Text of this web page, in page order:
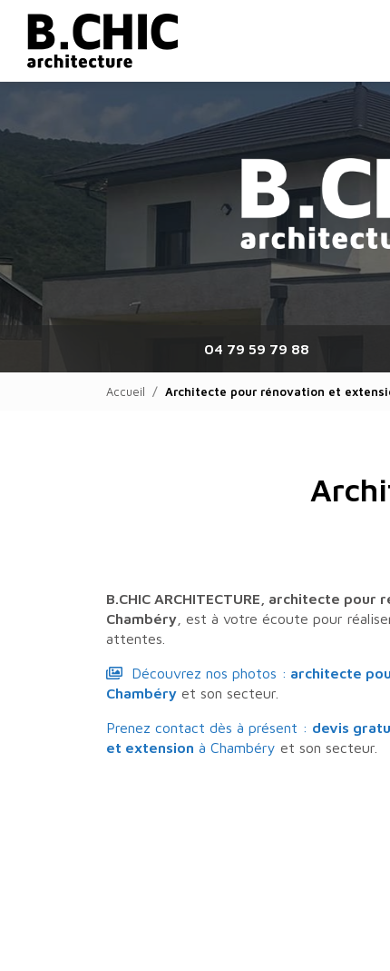
Aller
contenu
principal
04 79 59 79 88
Accueil Architecte pour rénovation et
B.CHIC ARCHITECTURE, architecte pour
Chambéry , est à votre écoute pour
attentes.
Découvrez nos photos : architecte
Chambéry et son secteur.
Prenez contact dès à présent : devis
et extension à Chambéry et son secteur.